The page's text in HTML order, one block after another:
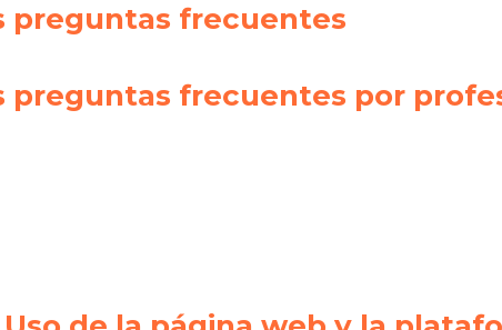
preguntas frecuentes
preguntas frecuentes por